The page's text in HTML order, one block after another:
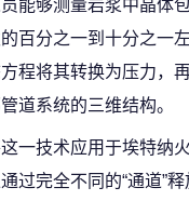
能够测量岩浆中晶体
百分之一到十分之一
程将其转换为压力，
道系统的三维结构。
一技术应用于埃特纳
过完全不同的“通道”